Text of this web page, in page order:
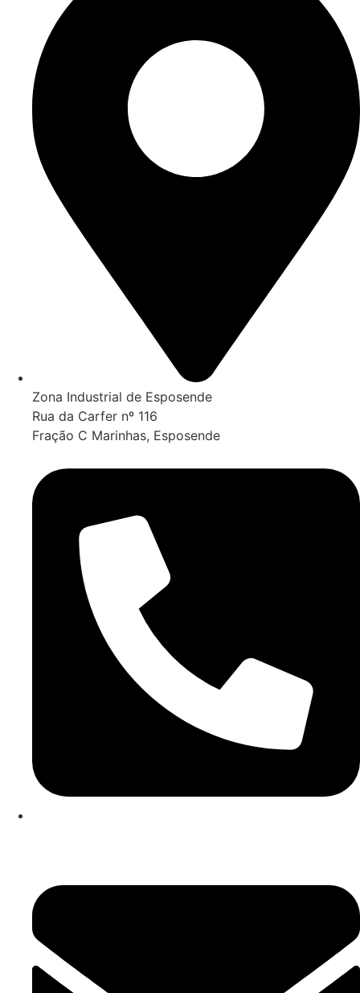
Zona Industrial de Esposende
Rua da Carfer nº 116
Fração C Marinhas, Esposende